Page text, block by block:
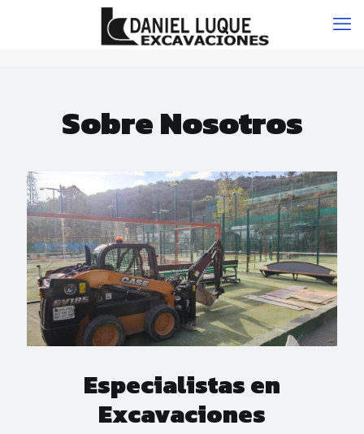
Sobre Nosotros
Especialistas en
Excavaciones